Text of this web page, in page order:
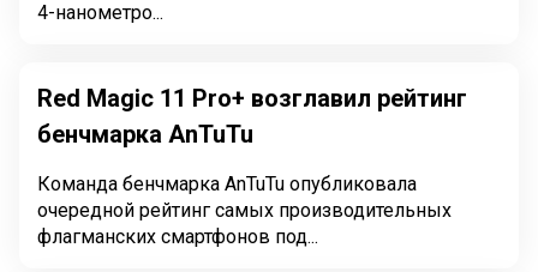
4-нанометро...
Red Magic 11 Pro+ возглавил рейтинг
бенчмарка AnTuTu
Команда бенчмарка АnTuTu опубликовала
очередной рейтинг самых производительных
флагманских смартфонов под...